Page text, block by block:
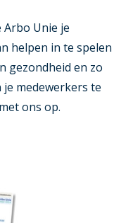
Unie je
helpen in te spelen
gezondheid en zo
medewerkers te
met ons op.